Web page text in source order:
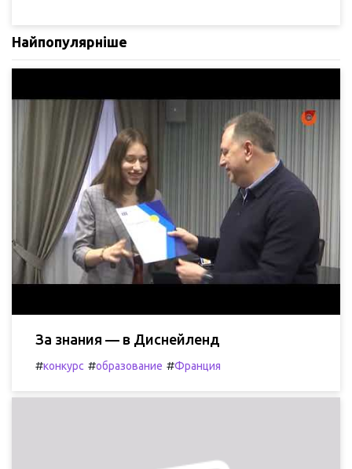
Найпопулярніше
За знания — в Диснейленд
#конкурс #образование #Франция